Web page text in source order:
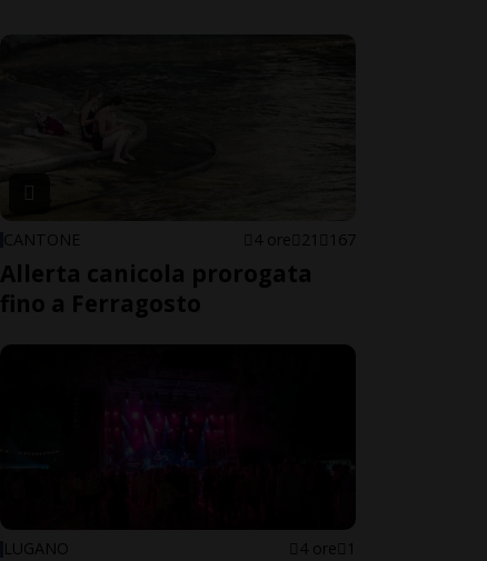
CANTONE 4 ore 21 167
Allerta canicola prorogata
fino a Ferragosto
LUGANO 4 ore 1